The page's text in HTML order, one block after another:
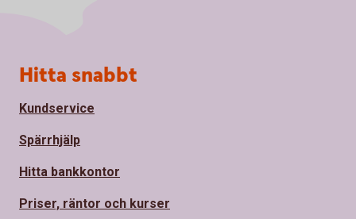
Sidfot
Hitta snabbt
Kundservice
Spärrhjälp
Hitta bankkontor
Priser, räntor och kurser